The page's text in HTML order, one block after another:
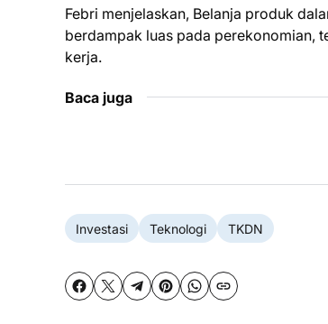
Febri menjelaskan, Belanja produk
berdampak luas pada perekonomian,
kerja.
Baca juga
Investasi Teknologi TKDN